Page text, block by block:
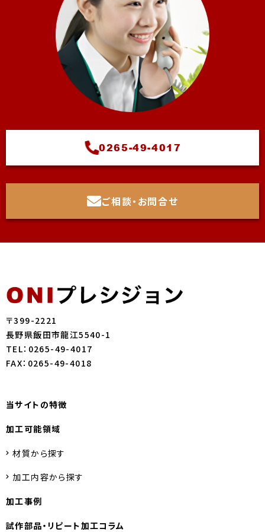
0265-49-4017
ご相談・お問合せ
〒399-2221
長野県飯田市龍江5540-1
TEL：0265-49-4017
FAX：0265-49-4018
当サイトの特徴
加工可能領域
材質から探す
加工内容から探す
加工事例
試作部品・ リピート加工コラム